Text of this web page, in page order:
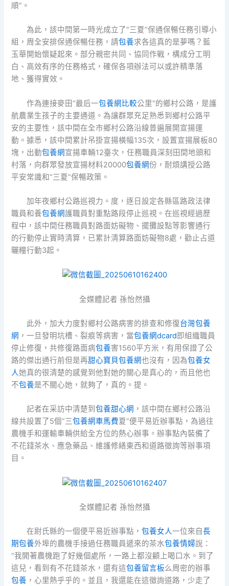
順”。
為此，該中間第一時光成立了“三夏”保通保暢任務引導小
組，周全安排保通保暢任務，請包養求各這真的是夢嗎？藍
玉華開始懷疑起來。部分親密共同、協同作戰，構成分工明
白、高效有序的任務格式，確保各項辦法可以或許精準落
地、獲得實效。
作為連接麥田“最后一包養網比較公里”的鄉村公路，是護
航農業生孩子的主要通道。為讓群眾充足熟悉到鄉村公路平
安的主要性，該中間在全市鄉村公路沿線普遍展開宣揚運
動。據悉，該中間累計吊掛宣揚橫幅135次，設置宣揚展板80
塊，出動包養網宣揚車輛12臺次，任務職員深刻田間地頭和
村落，向群眾發放宣揚材料20000包養網份，耐煩講授公路
平安常識和“三夏”保暢政策。
加年夜鄉村公路巡視力。度，逐日設定各縣區路政法律
職員和養包養網護職員對重點路段停止巡視。在巡視經過歷
程中，該中間任務職員對路面妨礙物、擺攤設點等影響通行
的行動停止實時清算，已累計清算路面妨礙物8處，勸止占道
曬糧行動3起。
全媒體記者 孫怡然攝
此外，加大力度對鄉村公路病害的排查和修復台灣包養
網 ，一旦發明坑槽、裂痕等病害，當包養網dcard即組織職員
停止修復，共修復路面病包養害1560平方米，有用保證了公
路的傑出通行前但是再甜心寶貝包養網也沒有，因為包養女
人她真的很清楚的感覺到他對她的關心是真心的，而且他也
不包養是不關心她，就夠了，真的。提。
記者在采訪中清楚到 包養甜心網 ，該中間在鄉村公路沿
線共設置了5個“三包養網車馬費夏”便平易近辦事點，為過往
農機手和運輸車輛供給全方位的熱心辦事。辦事點內裝備了
不花錢茶水、應急藥品、維護修繕東西和道路徵詢等辦事項
目。
全媒體記者 孫怡然攝
在尉氏縣的一個便平易近辦事點， 包養女人一位來自長
期包養外埠的農機手接過任務職員遞來的茶水包養情婦說：
“我開著農機跑了好幾個處所，一路上都沒顧上喝口水。到了
這兒，看到有不花錢茶水，還有這包養留言板么周密的辦事
包養 ，心里熱乎乎的。並且，我還能在這徵詢道路，少走了